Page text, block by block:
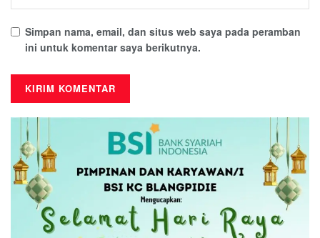
Simpan nama, email, dan situs web saya pada peramban
ini untuk komentar saya berikutnya.